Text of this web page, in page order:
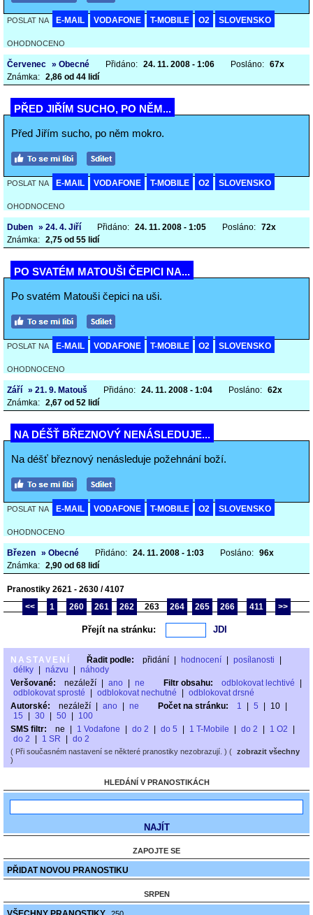
POSLAT NA E-MAIL VODAFONE T-MOBILE O2 SLOVENSKO
OHODNOCENO
Červenec » Obecné Přidáno: 24. 11. 2008 - 1:06 Posláno: 67x
Známka: 2,86 od 44 lidí
PŘED JIŘÍM SUCHO, PO NĚM...
Před Jiřím sucho, po něm mokro.
POSLAT NA E-MAIL VODAFONE T-MOBILE O2 SLOVENSKO
OHODNOCENO
Duben » 24. 4. Jiří Přidáno: 24. 11. 2008 - 1:05 Posláno: 72x
Známka: 2,75 od 55 lidí
PO SVATÉM MATOUŠI ČEPICI NA...
Po svatém Matouši čepici na uši.
POSLAT NA E-MAIL VODAFONE T-MOBILE O2 SLOVENSKO
OHODNOCENO
Září » 21. 9. Matouš Přidáno: 24. 11. 2008 - 1:04 Posláno: 62x
Známka: 2,67 od 52 lidí
NA DÉŠŤ BŘEZNOVÝ NENÁSLEDUJE...
Na déšť březnový nenásleduje požehnání boží.
POSLAT NA E-MAIL VODAFONE T-MOBILE O2 SLOVENSKO
OHODNOCENO
Březen » Obecné Přidáno: 24. 11. 2008 - 1:03 Posláno: 96x
Známka: 2,90 od 68 lidí
Pranostiky 2621 - 2630 / 4107
<<
1 260 261 262 263 264 265 266 411 >>
Přejít na stránku:
NASTAVENÍ Řadit podle: přidání hodnocení posílanosti
délky
názvu
náhody
Veršované:
nezáleží ano ne Filtr obsahu: odblokovat lechtivé
odblokovat sprosté
odblokovat nechutné
odblokovat drsné
Autorské:
nezáleží ano ne Počet na stránku: 1 5 10
15
30 50
100
SMS filtr:
ne 1 Vodafone do 2 do 5 1 T-Mobile do 2 1 O2
do 2
1 SR do 2
( Při současném nastavení se některé pranostiky nezobrazují. ) ( zobrazit všechny
)
HLEDÁNÍ V PRANOSTIKÁCH
ZAPOJTE SE
PŘIDAT NOVOU PRANOSTIKU
SRPEN